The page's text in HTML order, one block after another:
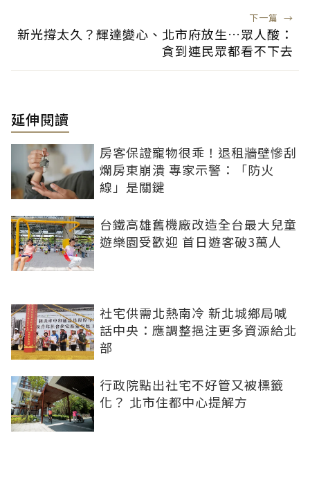
下一篇 →
新光撐太久？輝達變心、北市府放生…眾人酸：
貪到連民眾都看不下去
延伸閱讀
房客保證寵物很乖！退租牆壁慘刮
爛房東崩潰 專家示警：「防火
線」是關鍵
台鐵高雄舊機廠改造全台最大兒童
遊樂園受歡迎 首日遊客破3萬人
社宅供需北熱南冷 新北城鄉局喊
話中央：應調整挹注更多資源給北
部
行政院點出社宅不好管又被標籤
化？ 北市住都中心提解方